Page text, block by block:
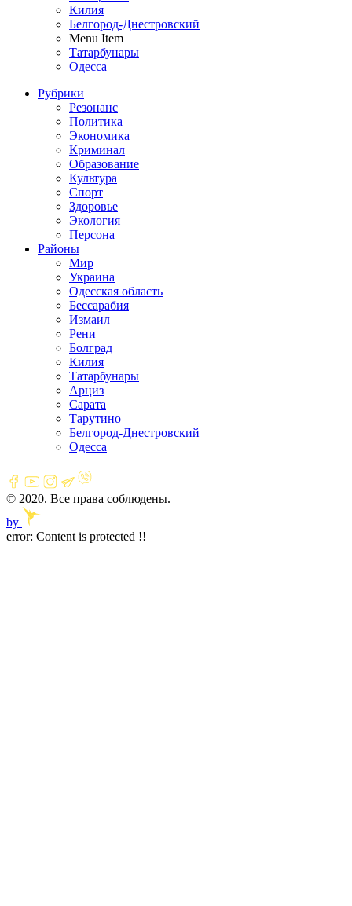
Килия
Белгород-Днестровский
Menu Item
Татарбунары
Одесса
Рубрики
Резонанс
Политика
Экономика
Криминал
Образование
Культура
Спорт
Здоровье
Экология
Персона
Районы
Мир
Украина
Одесская область
Бессарабия
Измаил
Рени
Болград
Килия
Татарбунары
Арциз
Сарата
Тарутино
Белгород-Днестровский
Одесса
© 2020. Все права соблюдены.
by
error: Content is protected !!